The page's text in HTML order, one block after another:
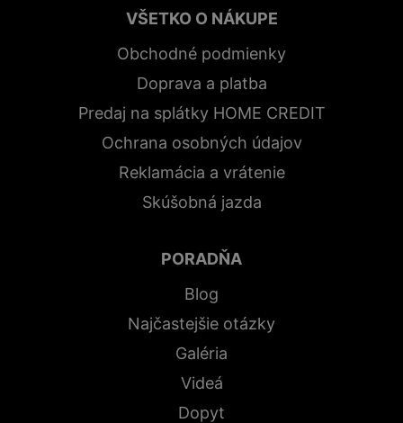
VŠETKO O NÁKUPE
Obchodné podmienky
Doprava a platba
Predaj na splátky HOME CREDIT
Ochrana osobných údajov
Reklamácia a vrátenie
Skúšobná jazda
PORADŇA
Blog
Najčastejšie otázky
Galéria
Videá
Dopyt